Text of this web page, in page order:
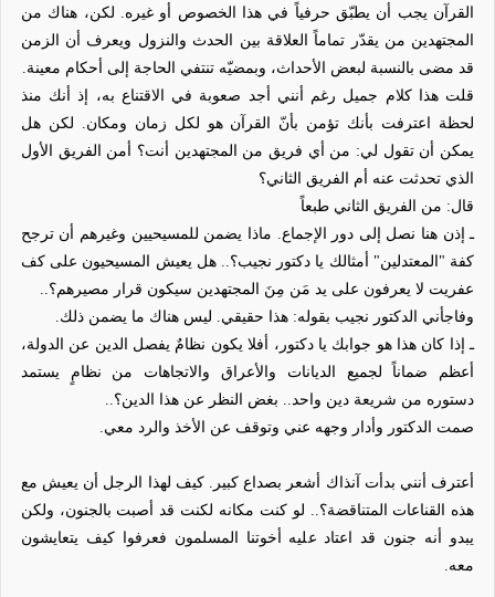
القرآن يجب أن يطبّق حرفياً في هذا الخصوص أو غيره. لكن، هناك من
المجتهدين من يقدّر تماماً العلاقة بين الحدث والنزول ويعرف أن الزمن
قد مضى بالنسبة لبعض الأحداث، وبمضيّه تنتفي الحاجة إلى أحكام معينة.
قلت هذا كلام جميل رغم أنني أجد صعوبة في الاقتناع به، إذ أنك منذ
لحظة اعترفت بأنك تؤمن بأنّ القرآن هو لكل زمان ومكان. لكن هل
يمكن أن تقول لي: من أي فريق من المجتهدين أنت؟ أمن الفريق الأول
الذي تحدثت عنه أم الفريق الثاني؟
قال: من الفريق الثاني طبعاً
ـ إذن هنا نصل إلى دور الإجماع. ماذا يضمن للمسيحيين وغيرهم أن ترجح
كفة "المعتدلين" أمثالك يا دكتور نجيب؟.. هل يعيش المسيحيون على كف
عفريت لا يعرفون على يد مَن مِنَ المجتهدين سيكون قرار مصيرهم؟..
وفاجأني الدكتور نجيب بقوله: هذا حقيقي. ليس هناك ما يضمن ذلك.
ـ إذا كان هذا هو جوابك يا دكتور، أفلا يكون نظامٌ يفصل الدين عن الدولة،
أعظم ضماناً لجميع الديانات والأعراق والاتجاهات من نظامٍ يستمد
دستوره من شريعة دين واحد.. بغض النظر عن هذا الدين؟..
صمت الدكتور وأدار وجهه عني وتوقف عن الأخذ والرد معي.
أعترف أنني بدأت آنذاك أشعر بصداع كبير. كيف لهذا الرجل أن يعيش مع
هذه القناعات المتناقضة؟.. لو كنت مكانه لكنت قد أصبت بالجنون، ولكن
يبدو أنه جنون قد اعتاد عليه أخوتنا المسلمون فعرفوا كيف يتعايشون
معه.